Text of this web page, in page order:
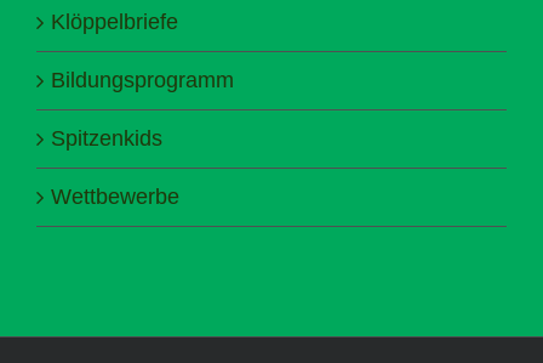
Klöppelbriefe
Bildungsprogramm
Spitzenkids
Wettbewerbe